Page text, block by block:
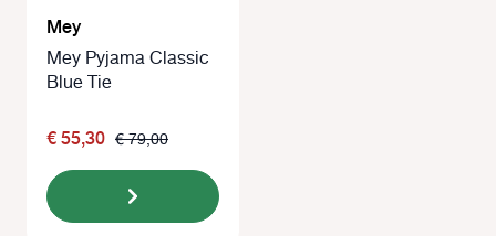
Mey
Mey Pyjama Classic
Blue Tie
€ 55,30 € 79,00